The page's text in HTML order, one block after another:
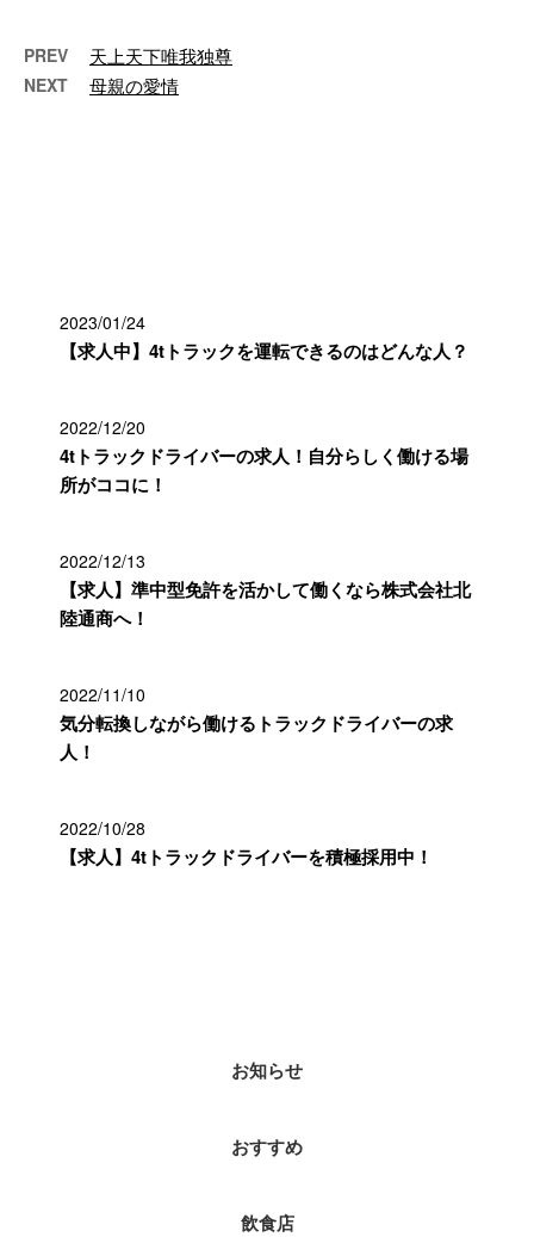
PREV 天上天下唯我独尊
NEXT 母親の愛情
2023/01/24
【求人中】4tトラックを運転できるのはどんな人？
2022/12/20
4tトラックドライバーの求人！自分らしく働ける場
所がココに！
2022/12/13
【求人】準中型免許を活かして働くなら株式会社北
陸通商へ！
2022/11/10
気分転換しながら働けるトラックドライバーの求
人！
2022/10/28
【求人】4tトラックドライバーを積極採用中！
お知らせ
おすすめ
飲食店